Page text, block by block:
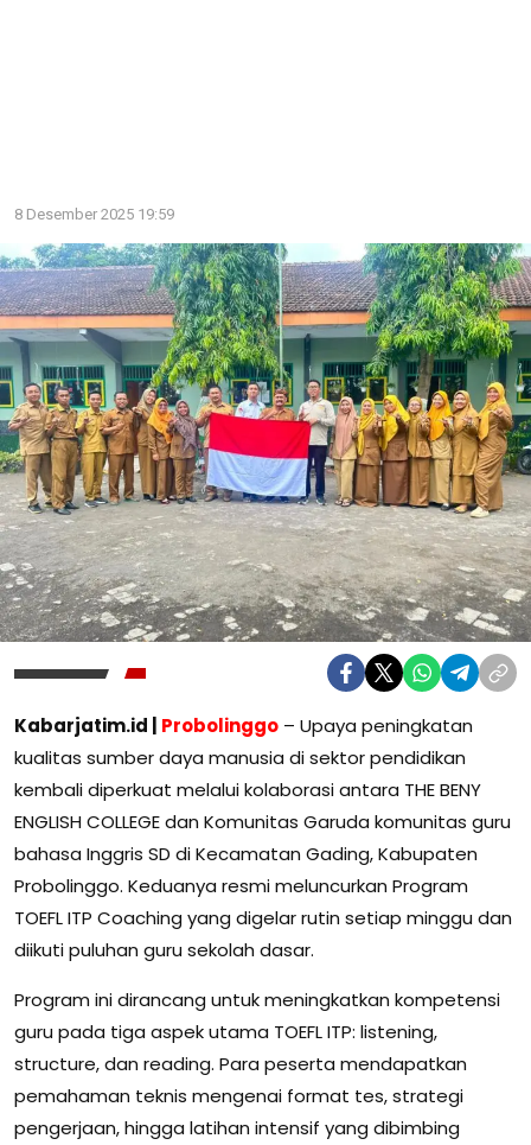
8 Desember 2025 19:59
Kabarjatim.id | Probolinggo – Upaya peningkatan
kualitas sumber daya manusia di sektor pendidikan
kembali diperkuat melalui kolaborasi antara THE BENY
ENGLISH COLLEGE dan Komunitas Garuda komunitas guru
bahasa Inggris SD di Kecamatan Gading, Kabupaten
Probolinggo. Keduanya resmi meluncurkan Program
TOEFL ITP Coaching yang digelar rutin setiap minggu dan
diikuti puluhan guru sekolah dasar.
Program ini dirancang untuk meningkatkan kompetensi
guru pada tiga aspek utama TOEFL ITP: listening,
structure, dan reading. Para peserta mendapatkan
pemahaman teknis mengenai format tes, strategi
pengerjaan, hingga latihan intensif yang dibimbing